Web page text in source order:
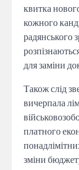
квитка
кожного
радянського
для заміни
Також слід
вичерпала
платного
зміни